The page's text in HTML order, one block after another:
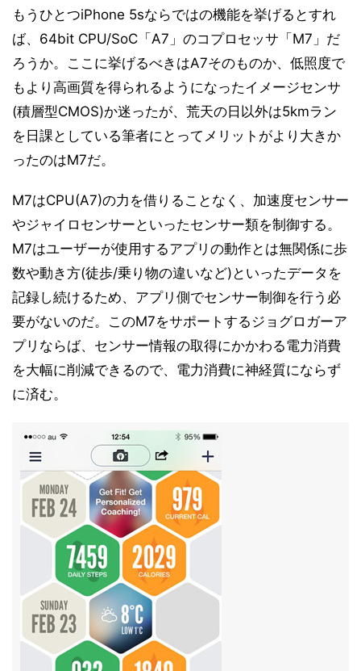
もうひとつiPhone 5sならではの機能を挙げるとすれ
ば、64bit CPU/SoC「A7」のコプロセッサ「M7」だ
ろうか。ここに挙げるべきはA7そのものか、低照度で
もより高画質を得られるようになったイメージセンサ
(積層型CMOS)か迷ったが、荒天の日以外は5kmラン
を日課としている筆者にとってメリットがより大きか
ったのはM7だ。
M7はCPU(A7)の力を借りることなく、加速度センサー
やジャイロセンサーといったセンサー類を制御する。
M7はユーザーが使用するアプリの動作とは無関係に歩
数や動き方(徒歩/乗り物の違いなど)といったデータを
記録し続けるため、アプリ側でセンサー制御を行う必
要がないのだ。このM7をサポートするジョグロガーア
プリならば、センサー情報の取得にかかわる電力消費
を大幅に削減できるので、電力消費に神経質にならず
に済む。